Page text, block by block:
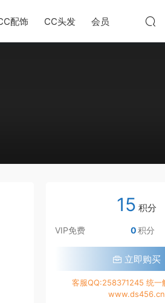
配饰 CC头发 会员
15 积分
VIP免费 0积分
立即购买
客服QQ:258371245 统一
www.ds456.cn